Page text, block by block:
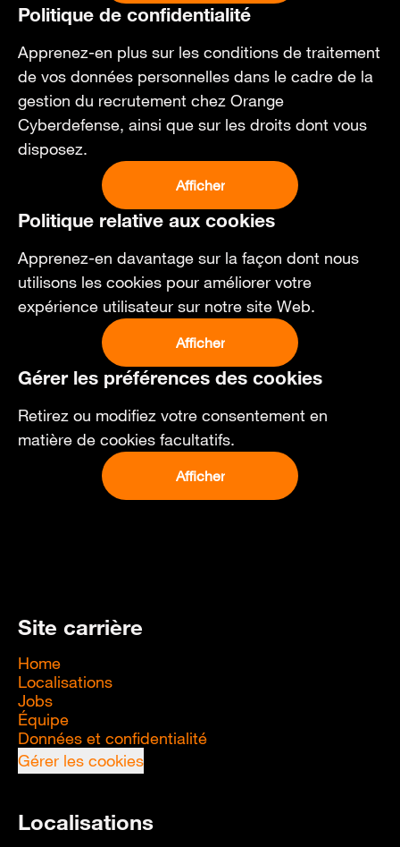
Politique de confidentialité
Apprenez-en plus sur les conditions de traitement
de vos données personnelles dans le cadre de la
gestion du recrutement chez Orange
Cyberdefense, ainsi que sur les droits dont vous
disposez.
Afficher
Politique relative aux cookies
Apprenez-en davantage sur la façon dont nous
utilisons les cookies pour améliorer votre
expérience utilisateur sur notre site Web.
Afficher
Gérer les préférences des cookies
Retirez ou modifiez votre consentement en
matière de cookies facultatifs.
Afficher
Site carrière
Home
Localisations
Jobs
Équipe
Données et confidentialité
Gérer les cookies
Localisations